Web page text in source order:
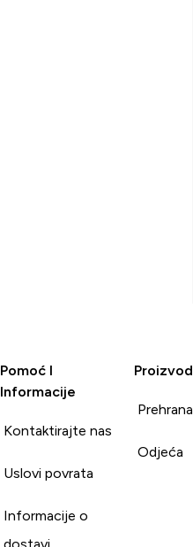
Pomoć I
Informacije
Kontaktirajte nas
Uslovi povrata
Informacije o
dostavi
Prehrana
Odjeća